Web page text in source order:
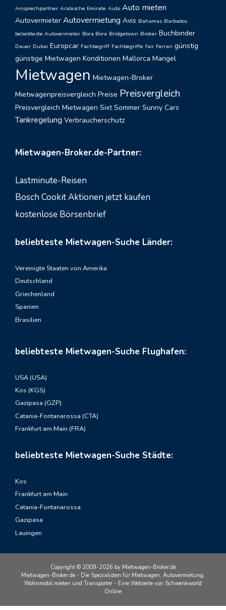
Ansprechpartner Arabische Emirate Auto Auto mieten
Autovermieter Autovermietung Avis Bahamas Barbados
beliebteste Autovermieter Bora Bora Bridgetown Broker Buchbinder
Dauer Dubai Europcar Fachbegriff Fachbegriffe fair Ferrari günstig
günstige Mietwagen Konditionen Mallorca Mangel
Mietwagen Mietwagen-Broker
Mietwagenpreisvergleich Preise Preisvergleich
Preisvergleich Mietwagen Sixt Sommer Sunny Cars
Tankregelung Verbraucherschutz
Mietwagen-Broker.de-Partner:
Lastminute-Reisen
Bosch Cookit Aktionen jetzt kaufen
kostenlose Börsenbrief
beliebteste Mietwagen-Suche Länder:
Vereinigte Staaten von Amerika
Deutschland
Griechenland
Spanien
Brasilien
beliebteste Mietwagen-Suche Flughafen:
USA (USA)
Kos (KGS)
Gazipasa (GZP)
Catania-Fontanarossa (CTA)
Frankfurt am Main (FRA)
beliebteste Mietwagen-Suche Städte:
Kos
Frankfurt am Main
Catania-Fontanarossa
Gazipasa
Lauingen
Copyright © 2009-2026 by Mietwagen-Broker.de
Mietwagen-Broker.de - Die Spezialisten für Mietwagen, Autovermietung,
Wohnmobil mieten und Transporter - Eine Webseite von Schwenkworld
Online